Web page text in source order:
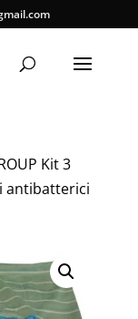
Kit 3
antibatterici